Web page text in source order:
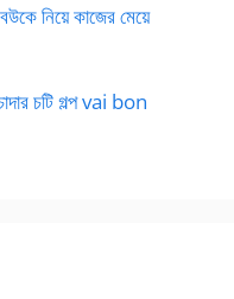
নিয়ে কাজের মেয়ে
চটি গল্প vai bon